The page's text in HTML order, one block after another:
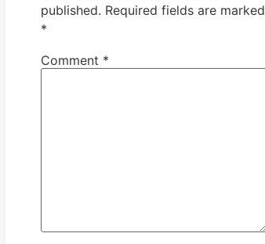
published. Required fields are marked
*
Comment *